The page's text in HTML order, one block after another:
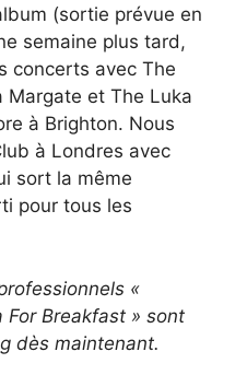
(sortie prévue en
semaine plus tard,
concerts avec The
Margate et The Luka
à Brighton. Nous
à Londres avec
sort la même
pour tous les
«
For Breakfast » sont
dès maintenant.